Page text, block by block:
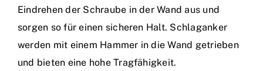
Eindrehen der Schraube in der Wand aus und
sorgen so für einen sicheren Halt. Schlaganker
werden mit einem Hammer in die Wand getrieben
und bieten eine hohe Tragfähigkeit.